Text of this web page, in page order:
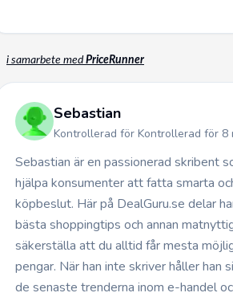
i samarbete medPriceRunner
Sebastian
Kontrollerad för Kontrollerad för 8
Sebastian är en passionerad skribent
hjälpa konsumenter att fatta smarta
köpbeslut. Här på DealGuru.se delar
bästa shoppingtips och annan
säkerställa att du alltid får mesta
pengar. När han inte skriver håller han
de senaste trenderna inom e-handel